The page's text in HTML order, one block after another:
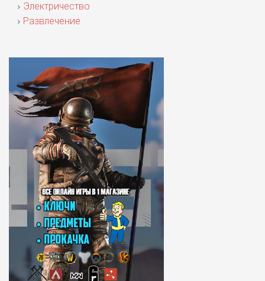
Электричество
Развлечение